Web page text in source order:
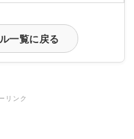
一覧に戻る
リンク